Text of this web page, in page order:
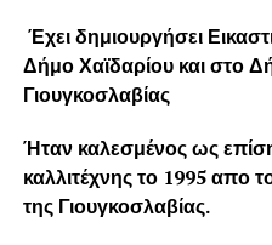
Έχει δημιουργήσει
Δήμο Χαϊδαρίου και στο
Γιουγκοσλαβίας
Ήταν καλεσμένος ως
καλλιτέχνης το 1995 απο
της Γιουγκοσλαβίας.